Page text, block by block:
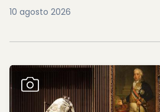
10 agosto 2026